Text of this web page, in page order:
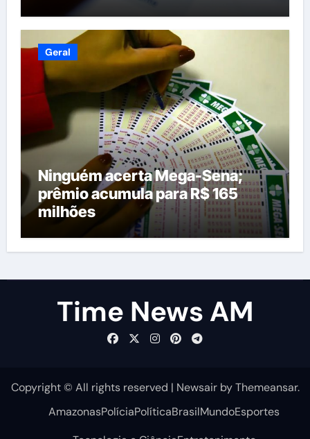
Geral
Ninguém acerta Mega-Sena;
prêmio acumula para R$ 165
milhões
Time News AM
Copyright © All rights reserved | NewsairbyThemeansar.
AmazonasPolíciaPolíticaBrasilMundoEsportes